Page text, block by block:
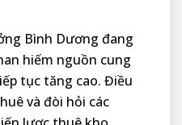
Bình Dương đang
hiếm nguồn cung
tục tăng cao. Điều
và đòi hỏi các